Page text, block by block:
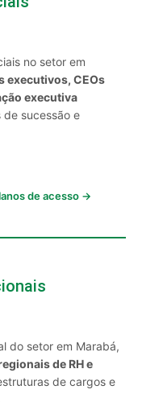
no setor em
executivos, CEOs
executiva
sucessão e
de acesso →
do setor em Marabá,
de RH e
de cargos e